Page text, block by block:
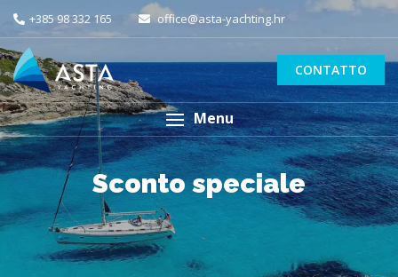
+385 98 332 165 office@asta-yachting.hr
CONTATTO
Menu
Sconto speciale